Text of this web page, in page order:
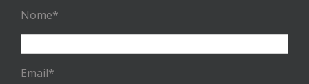
Nome*
Email*